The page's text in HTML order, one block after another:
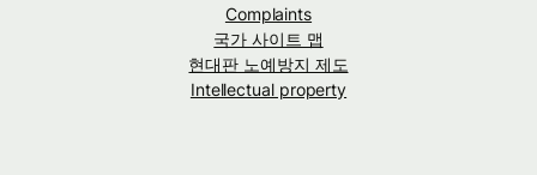
Complaints
국가 사이트 맵
현대판 노예방지 제도
Intellectual property